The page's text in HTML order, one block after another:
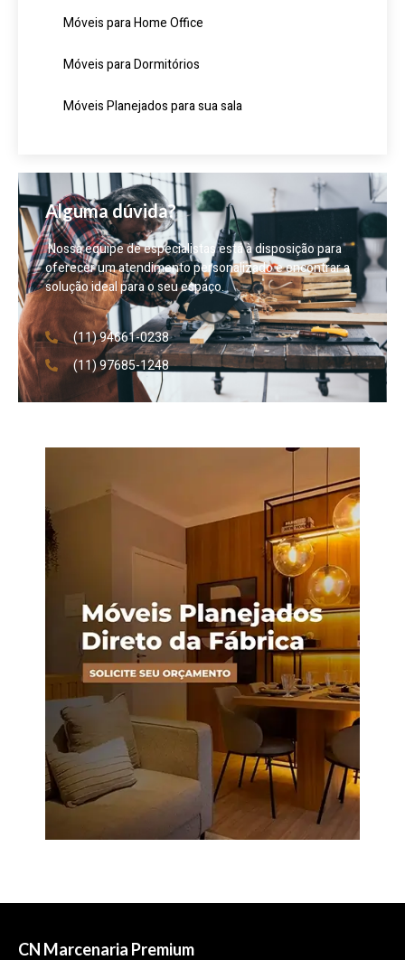
Móveis para Home Office
Móveis para Dormitórios
Móveis Planejados para sua sala
Alguma dúvida?
Nossa equipe de especialistas está à disposição para
oferecer um atendimento personalizado e encontrar a
solução ideal para o seu espaço.
(11) 94661-0238
(11) 97685-1248
CN Marcenaria Premium